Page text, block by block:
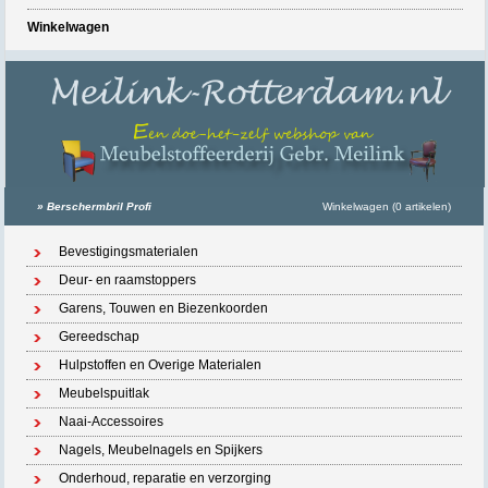
Winkelwagen
»Berschermbril Profi Winkelwagen (0 artikelen)
Bevestigingsmaterialen
Deur- en raamstoppers
Garens, Touwen en Biezenkoorden
Gereedschap
Hulpstoffen en Overige Materialen
Meubelspuitlak
Naai-Accessoires
Nagels, Meubelnagels en Spijkers
Onderhoud, reparatie en verzorging